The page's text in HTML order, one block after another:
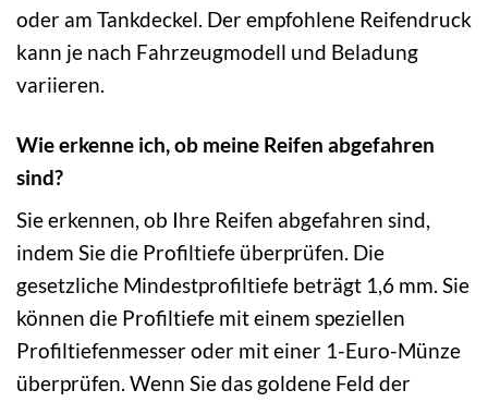
oder am Tankdeckel. Der empfohlene Reifendruck
kann je nach Fahrzeugmodell und Beladung
variieren.
Wie erkenne ich, ob meine Reifen abgefahren
sind?
Sie erkennen, ob Ihre Reifen abgefahren sind,
indem Sie die Profiltiefe überprüfen. Die
gesetzliche Mindestprofiltiefe beträgt 1,6 mm. Sie
können die Profiltiefe mit einem speziellen
Profiltiefenmesser oder mit einer 1-Euro-Münze
überprüfen. Wenn Sie das goldene Feld der